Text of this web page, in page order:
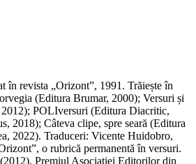
revista „Orizont”, 1991. Trăiește în
(Editura Brumar, 2000); Versuri și
POLIversuri (Editura Diacritic,
2018); Câteva clipe, spre seară (Editura
2022). Traduceri: Vicente Huidobro,
o rubrică permanentă în versuri.
Premiul Asociației Editorilor din